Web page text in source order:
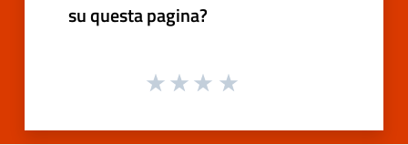
su questa pagina?